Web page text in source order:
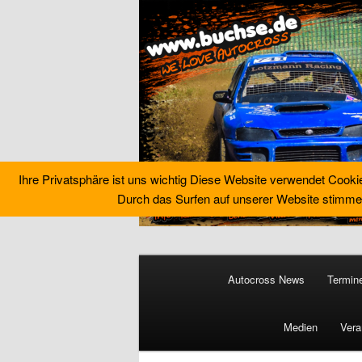
Buchse´s
Autocross News
Medien
Ihre Privatsphäre ist uns wichtig Diese Website verwendet
Durch das Surfen auf unserer Website